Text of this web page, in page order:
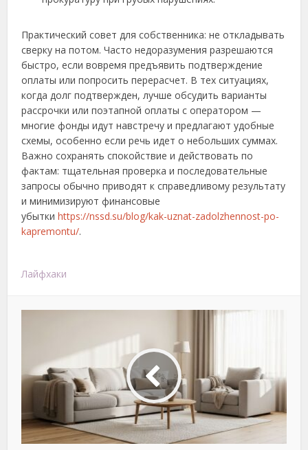
Практический совет для собственника: не откладывать
сверку на потом. Часто недоразумения разрешаются
быстро, если вовремя предъявить подтверждение
оплаты или попросить перерасчет. В тех ситуациях,
когда долг подтвержден, лучше обсудить варианты
рассрочки или поэтапной оплаты с оператором —
многие фонды идут навстречу и предлагают удобные
схемы, особенно если речь идет о небольших суммах.
Важно сохранять спокойствие и действовать по
фактам: тщательная проверка и последовательные
запросы обычно приводят к справедливому результату
и минимизируют финансовые
убыткиhttps://nssd.su/blog/kak-uznat-zadolzhennost-po-
kapremontu/.
Лайфхаки